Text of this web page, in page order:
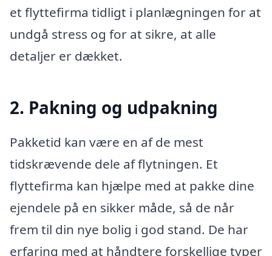
et flyttefirma tidligt i planlægningen for at
undgå stress og for at sikre, at alle
detaljer er dækket.
2. Pakning og udpakning
Pakketid kan være en af de mest
tidskrævende dele af flytningen. Et
flyttefirma kan hjælpe med at pakke dine
ejendele på en sikker måde, så de når
frem til din nye bolig i god stand. De har
erfaring med at håndtere forskellige typer